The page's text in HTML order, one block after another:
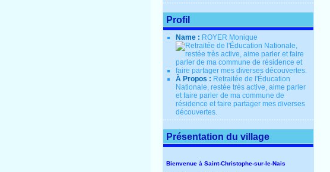
Profil
Name : ROYER Monique
À Propos : Retraitée de l'Éducation
Nationale, restée très active, aime parler
et faire parler de ma commune de
résidence et faire partager mes diverses
découvertes.
Présentation du village
Bienvenue à Saint-Christophe-sur-le-Nais